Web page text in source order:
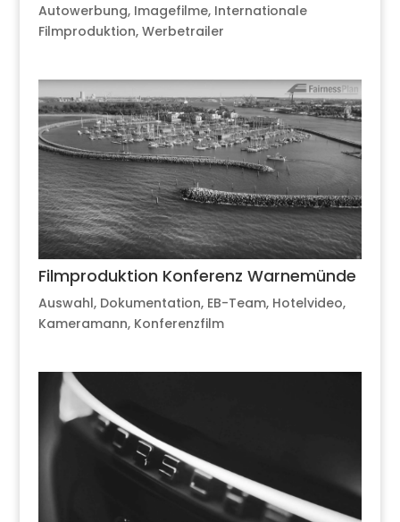
Autowerbung, Imagefilme, Internationale
Filmproduktion, Werbetrailer
Filmproduktion Konferenz Warnemünde
Auswahl, Dokumentation, EB-Team, Hotelvideo,
Kameramann, Konferenzfilm